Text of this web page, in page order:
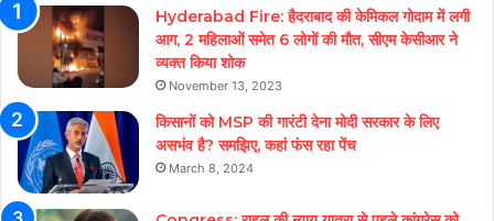
Hyderabad Fire: हैदराबाद की केमिकल गोदाम में लगी
आग, 2 महिलाओं समेत 6 लोगों की मौत, सीएम केसीआर ने
व्यक्त किया शोक
November 13, 2023
किसानों को MSP की गारंटी देना मोदी सरकार के लिए
असभंव है? समझिए, कहां फंस रहा पेंच
March 8, 2024